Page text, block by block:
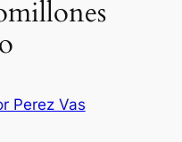
Perez Vas